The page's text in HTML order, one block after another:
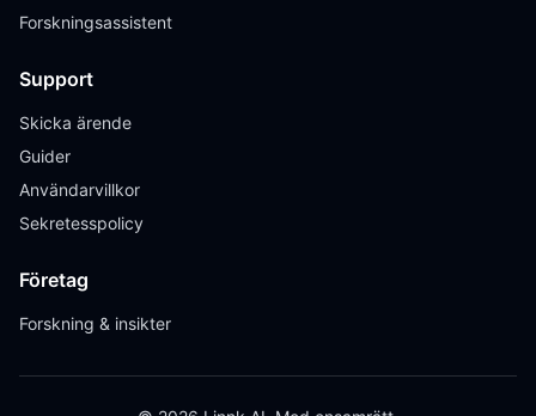
Forskningsassistent
Support
Skicka ärende
Guider
Användarvillkor
Sekretesspolicy
Företag
Forskning & insikter